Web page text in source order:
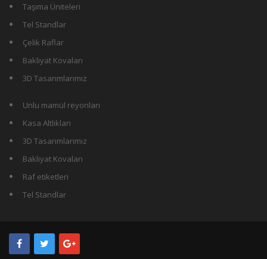
Taşıma Üniteleri
Tel Standlar
Çelik Raflar
Bakliyat Kovaları
3D Tasarımlarımız
Unlu mamül reyonları
Kasa Altlıkları
3D Tasarımlarımız
Bakliyat Kovaları
Raf etiketleri
Tel Standlar